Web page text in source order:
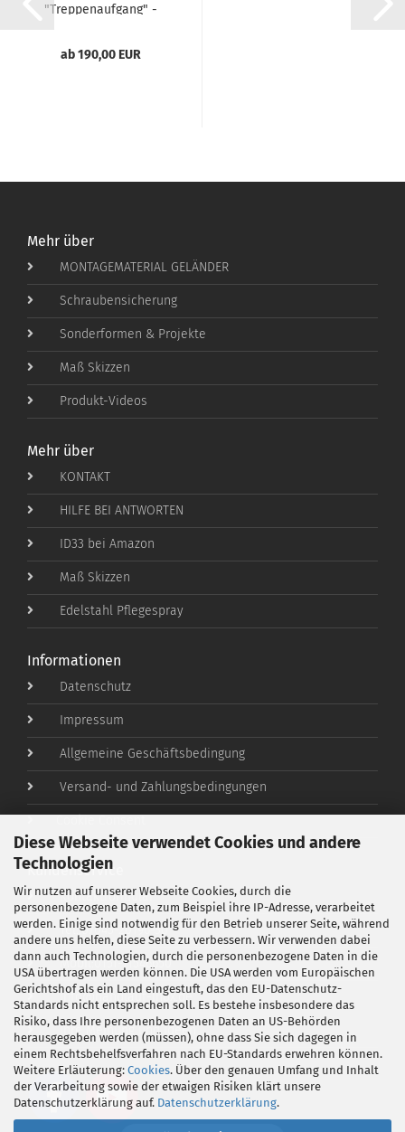
Diese Webseite verwendet Cookies und andere
Technologien
Wir nutzen auf unserer Webseite Cookies, durch die
personenbezogene Daten, zum Beispiel ihre IP-Adresse, verarbeitet
werden. Einige sind notwendig für den Betrieb unserer Seite, während
andere uns helfen, diese Seite zu verbessern. Wir verwenden dabei
dann auch Technologien, durch die personenbezogene Daten in die
USA übertragen werden können. Die USA werden vom Europäischen
Gerichtshof als ein Land eingestuft, das den EU-Datenschutz-
Standards nicht entsprechen soll. Es bestehe insbesondere das
Risiko, dass Ihre personenbezogenen Daten an US-Behörden
herausgegeben werden (müssen), ohne dass Sie sich dagegen in
einem Rechtsbehelfsverfahren nach EU-Standards erwehren können.
Weitere Erläuterung: Cookies. Über den genauen Umfang und Inhalt
der Verarbeitung sowie der etwaigen Risiken klärt unsere
Datenschutzerklärung auf. Datenschutzerklärung.
"Treppenaufgang" -
ab 190,00 EUR
Mehr über
MONTAGEMATERIAL GELÄNDER
Schraubensicherung
Sonderformen & Projekte
Maß Skizzen
Produkt-Videos
Mehr über
KONTAKT
HILFE BEI ANTWORTEN
ID33 bei Amazon
Maß Skizzen
Edelstahl Pflegespray
Informationen
Datenschutz
Impressum
Allgemeine Geschäftsbedingung
Versand- und Zahlungsbedingungen
Kundenservice
Kontaktformular
Tel.:07045-20196-30
Mobil:0151-11546650
info@handlauf-inox.de
Ihre Meinung und Ideen